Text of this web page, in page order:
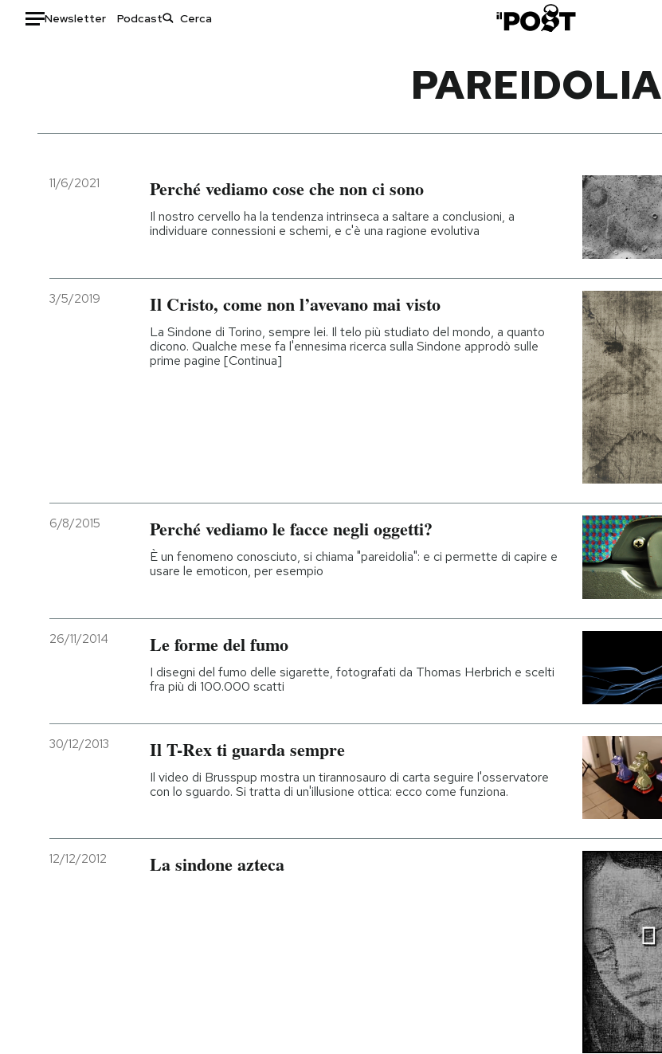
Newsletter Podcast
Italia
Politica
Economia
Moda
Ok Boomer!
Mondiali calcio 2026
AREA PERSONALE
PAREIDOLIA
11/6/2021 Perché vediamo cose che non ci sono
Il nostro cervello ha la tendenza intrinseca a saltare a conclusioni, a
individuare connessioni e schemi, e c'è una ragione evolutiva
3/5/2019 Il Cristo, come non l’avevano mai visto
La Sindone di Torino, sempre lei. Il telo più studiato del mondo, a quanto
dicono. Qualche mese fa l'ennesima ricerca sulla Sindone approdò sulle
prime pagine [Continua]
6/8/2015 Perché vediamo le facce negli oggetti?
È un fenomeno conosciuto, si chiama "pareidolia": e ci permette di capire e
usare le emoticon, per esempio
26/11/2014 Le forme del fumo
I disegni del fumo delle sigarette, fotografati da Thomas Herbrich e scelti
fra più di 100.000 scatti
30/12/2013 Il T-Rex ti guarda sempre
Il video di Brusspup mostra un tirannosauro di carta seguire l'osservatore
con lo sguardo. Si tratta di un'illusione ottica: ecco come funziona.
12/12/2012 La sindone azteca